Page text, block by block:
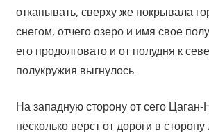
откапывать, сверху же покрывала
снегом, отчего озеро и имя свое
его продолговато и от полудня к
полукружия выгнулось.
На западную сторону от сего Цаган-
несколько верст от дороги в